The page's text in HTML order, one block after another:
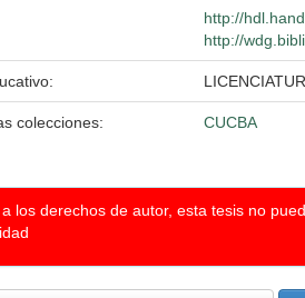
http://
http://
colecciones: CUCBA
los derechos de autor, esta tesis no